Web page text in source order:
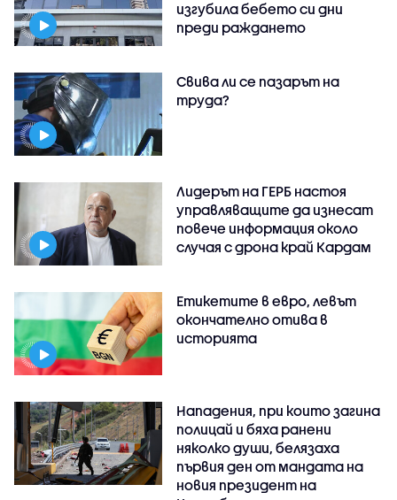
изгубила бебето си дни
преди раждането
Свива ли се пазарът на
труда?
Лидерът на ГЕРБ настоя
управляващите да изнесат
повече информация около
случая с дрона край Кардам
Етикетите в евро, левът
окончателно отива в
историята
Нападения, при които загина
полицай и бяха ранени
няколко души, белязаха
първия ден от мандата на
новия президент на